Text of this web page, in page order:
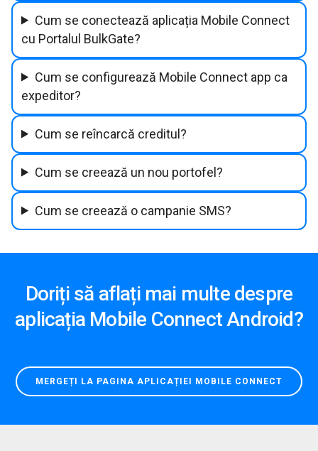
Cum se conectează aplicația Mobile Connect
cu Portalul BulkGate?
Cum se configurează Mobile Connect app ca
expeditor?
Cum se reîncarcă creditul?
Cum se creează un nou portofel?
Cum se creează o campanie SMS?
Doriți să aflați mai multe despre
aplicația Mobile Connect Android?
MERGEȚI LA PAGINA APLICAȚIEI MOBILE CONNECT